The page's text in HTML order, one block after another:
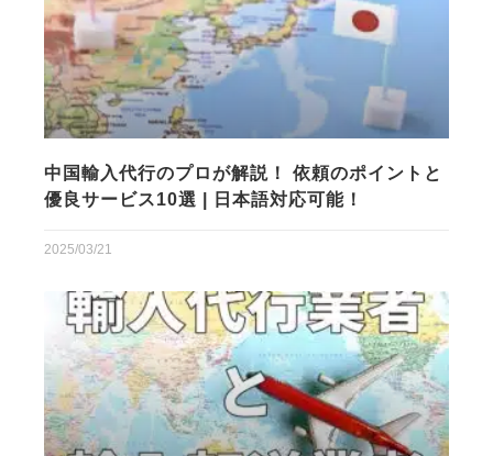
中国輸入代行のプロが解説！ 依頼のポイントと
優良サービス10選 | 日本語対応可能！
2025/03/21